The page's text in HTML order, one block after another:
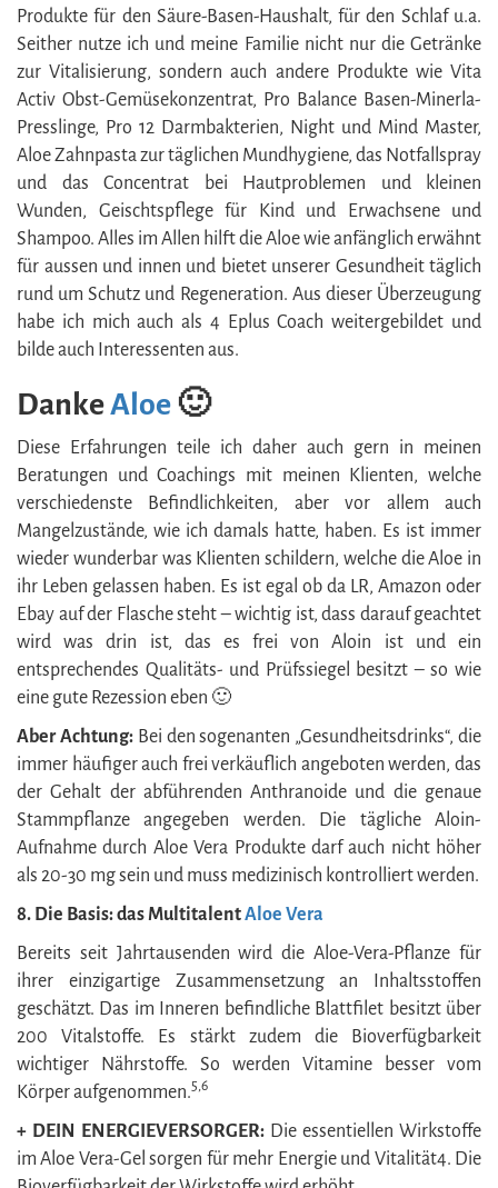
Produkte für den Säure-Basen-Haushalt, für den Schlaf u.a.
Seither nutze ich und meine Familie nicht nur die Getränke
zur Vitalisierung, sondern auch andere Produkte wie Vita
Activ Obst-Gemüsekonzentrat, Pro Balance Basen-Minerla-
Presslinge, Pro 12 Darmbakterien, Night und Mind Master,
Aloe Zahnpasta zur täglichen Mundhygiene, das Notfallspray
und das Concentrat bei Hautproblemen und kleinen
Wunden, Geischtspflege für Kind und Erwachsene und
Shampoo. Alles im Allen hilft die Aloe wie anfänglich erwähnt
für aussen und innen und bietet unserer Gesundheit täglich
rund um Schutz und Regeneration. Aus dieser Überzeugung
habe ich mich auch als 4 Eplus Coach weitergebildet und
bilde auch Interessenten aus.
DankeAloe 🙂
Diese Erfahrungen teile ich daher auch gern in meinen
Beratungen und Coachings mit meinen Klienten, welche
verschiedenste Befindlichkeiten, aber vor allem auch
Mangelzustände, wie ich damals hatte, haben. Es ist immer
wieder wunderbar was Klienten schildern, welche die Aloe in
ihr Leben gelassen haben. Es ist egal ob da LR, Amazon oder
Ebay auf der Flasche steht – wichtig ist, dass darauf geachtet
wird was drin ist, das es frei von Aloin ist und ein
entsprechendes Qualitäts- und Prüfssiegel besitzt – so wie
eine gute Rezession eben 🙂
Aber Achtung:Bei den sogenanten „Gesundheitsdrinks“, die
immer häufiger auch frei verkäuflich angeboten werden, das
der Gehalt der abführenden Anthranoide und die genaue
Stammpflanze angegeben werden. Die tägliche Aloin-
Aufnahme durch Aloe Vera Produkte darf auch nicht höher
als 20-30 mg sein und muss medizinisch kontrolliert werden.
8. Die Basis: das MultitalentAloe Vera
Bereits seit Jahrtausenden wird die Aloe-Vera-Pflanze für
ihrer einzigartige Zusammensetzung an Inhaltsstoffen
geschätzt. Das im Inneren befindliche Blattfilet besitzt über
200 Vitalstoffe. Es stärkt zudem die Bioverfügbarkeit
wichtiger Nährstoffe. So werden Vitamine besser vom
Körper aufgenommen.5,6
+ DEIN ENERGIEVERSORGER: Die essentiellen Wirkstoffe
im Aloe Vera-Gel sorgen für mehr Energie und Vitalität4. Die